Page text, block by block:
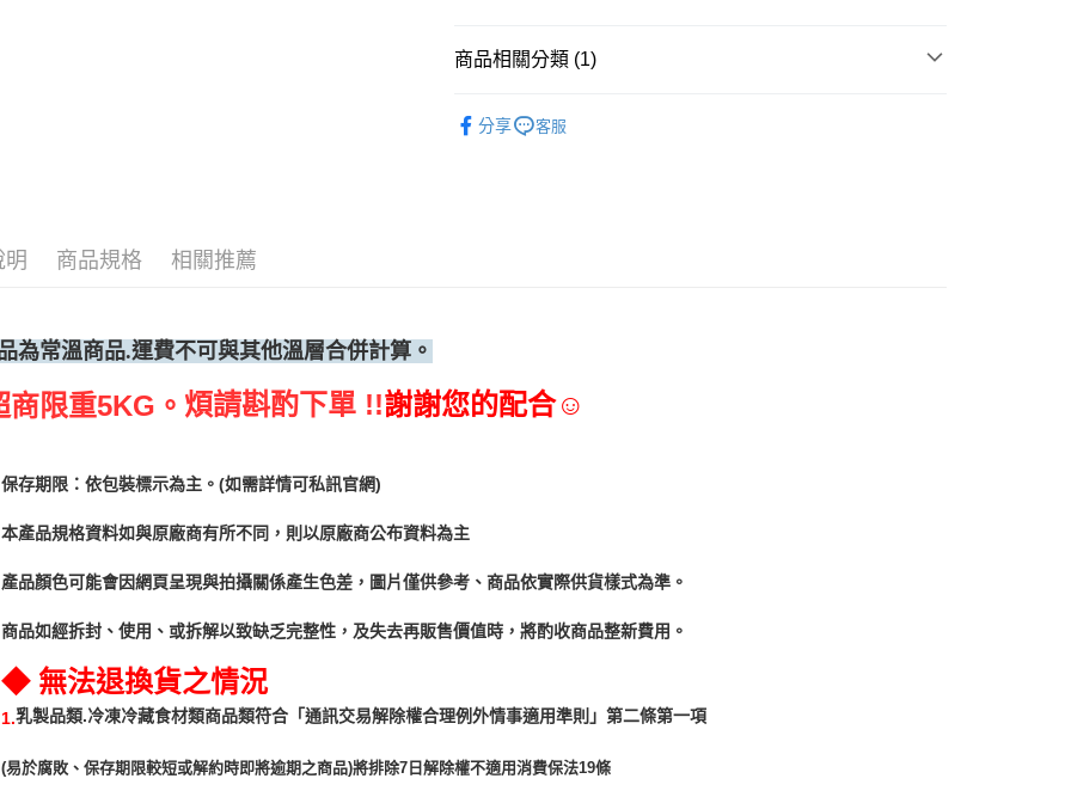
商品相關分類 (1)
分享
客服
明 商品規格 相關推薦
為常溫商品.運費不可與其他溫層合併計算。
商限重5KG。 煩請斟酌下單 !!謝謝您的配合☺
保存期限：依包裝標示為主。(如需詳情可私訊官網)
本產品規格資料如與原廠商有所不同，則以原廠商公布資料為主
產品顏色可能會因網頁呈現與拍攝關係產生色差，圖片僅供參考、商品依實際供貨樣式為準。
商品如經拆封、使用、或拆解以致缺乏完整性，及失去再販售價值時，將酌收商品整﻿新費用。
◆ 無法退換貨之情況
1.乳製品類.冷凍冷藏食材類商品類符合 「通訊交易解除權合理例外情事適用準則」第二條第一項
(易於腐敗、保存期限較短或解約時即將逾期之商品)將排除7日解除權不適用消費保法19條